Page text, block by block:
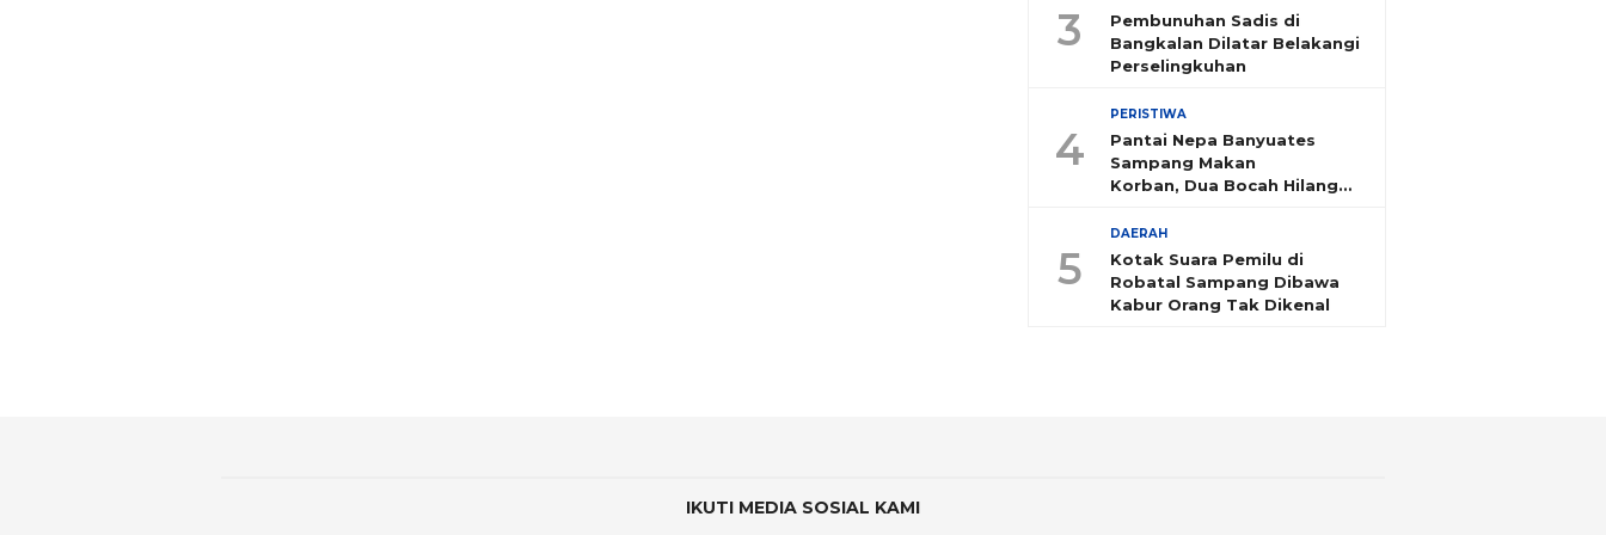
3
Pembunuhan Sadis di
Bangkalan Dilatar Belakangi
Perselingkuhan
4
PERISTIWA
Pantai Nepa Banyuates
Sampang Makan
Korban, Dua Bocah Hilang
5
DAERAH
Kotak Suara Pemilu di
Robatal Sampang Dibawa
Kabur Orang Tak Dikenal
IKUTI MEDIA SOSIAL KAMI